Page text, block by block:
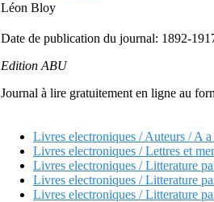
Léon Bloy
Date de publication du journal: 1892-
Edition ABU
Journal à lire gratuitement en ligne au
Livres electroniques / Auteurs / A
Livres electroniques / Lettres et
Livres electroniques / Litterature
Livres electroniques / Litterature
Livres electroniques / Litterature